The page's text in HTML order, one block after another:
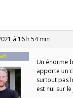
à 16 h 54 min
Un énorme
apporte un
surtout pas
est nul sur